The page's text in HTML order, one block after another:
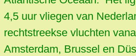
4,5 uur vliegen van
rechtstreekse vluchten
Amsterdam, Brussel en